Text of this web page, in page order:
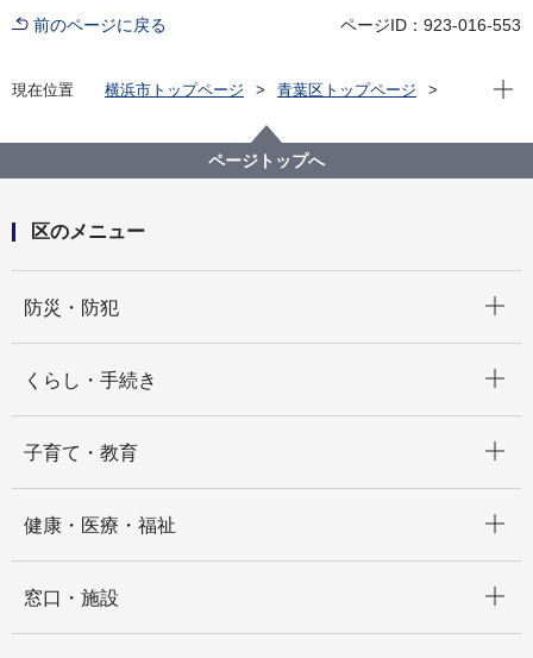
前のページに戻る ページID：923-016-553
現在位置 横浜市トップページ
青葉区トップページ
【第13回】納税奨励表彰式で区長賞をお渡ししました
現在
ページトップへ
区のメニュー
防災・防犯
くらし・手続き
子育て・教育
健康・医療・福祉
窓口・施設